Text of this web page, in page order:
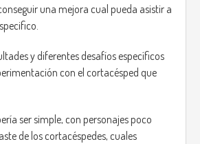
una mejora cual pueda asistir a
y diferentes desafíos específicos
con el cortacésped que
ser simple, con personajes poco
de los cortacéspedes, cuales